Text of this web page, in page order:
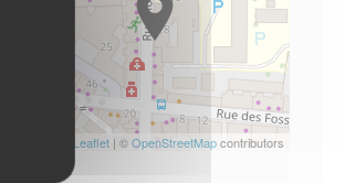
Leaflet| ©OpenStreetMapcontributors